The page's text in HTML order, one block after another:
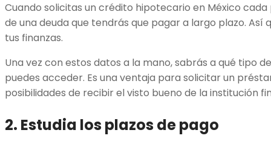
Cuando solicitas un crédito hipotecario en México
de una deuda que tendrás que pagar a largo plazo. Así
tus finanzas.
Una vez con estos datos a la mano, sabrás a qué tipo
puedes acceder. Es una ventaja para solicitar un
posibilidades de recibir el visto bueno de la institución
2. Estudia los plazos de pago